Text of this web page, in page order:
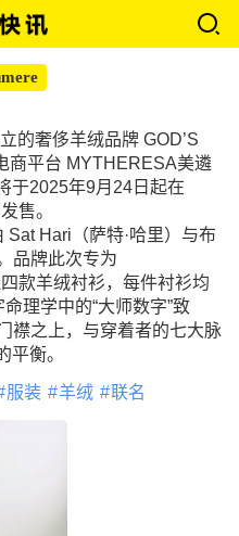
的奢侈羊绒品牌 GOD’S
商平台 MYTHERESA美遴
于2025年9月24日起在
售。
Hari（萨特·哈里）与布
品牌此次专为
款羊绒衬衫，每件衬衫均
理学中的“大师数字”致
襟之上，与穿着者的七大脉
平衡。
服装 羊绒 联名